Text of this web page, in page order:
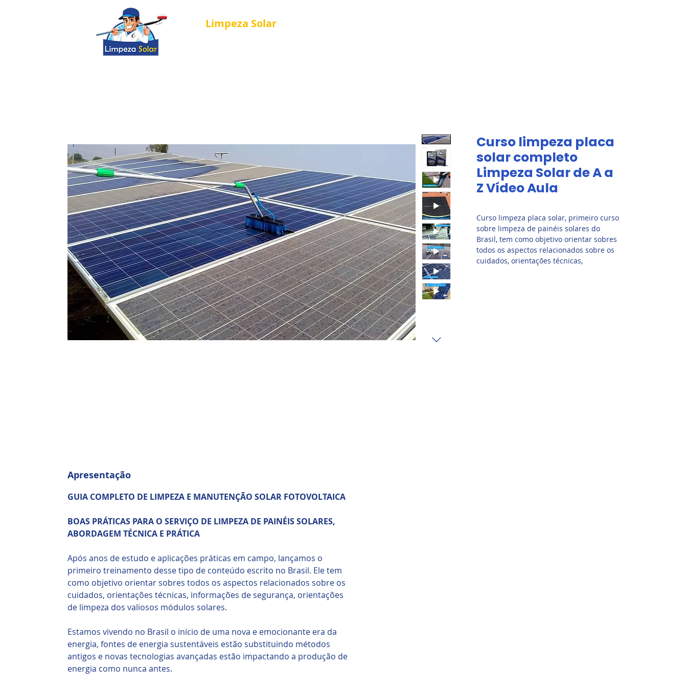
Limpeza Solar
Curso limpeza placa
solar completo
Limpeza Solar de A a
Z Vídeo Aula
Curso limpeza placa solar, primeiro curso
sobre limpeza de painéis solares do
Brasil, tem como objetivo orientar sobres
todos os aspectos relacionados sobre os
cuidados, orientações técnicas,
Apresentação
GUIA COMPLETO DE LIMPEZA E MANUTENÇÃO SOLAR FOTOVOLTAICA
BOAS PRÁTICAS PARA O SERVIÇO DE LIMPEZA DE PAINÉIS SOLARES,
ABORDAGEM TÉCNICA E PRÁTICA
Após anos de estudo e aplicações práticas em campo, lançamos o
primeiro treinamento desse tipo de conteúdo escrito no Brasil. Ele tem
como objetivo orientar sobres todos os aspectos relacionados sobre os
cuidados, orientações técnicas, informações de segurança, orientações
de limpeza dos valiosos módulos solares.
Estamos vivendo no Brasil o início de uma nova e emocionante era da
energia, fontes de energia sustentáveis ​​estão substituindo métodos
antigos e novas tecnologias avançadas estão impactando a produção de
energia como nunca antes.